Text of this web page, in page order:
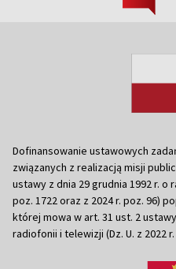
Dofinansowanie ustawowych
związanych z realizacją misji
ustawy z dnia 29 grudnia 1992 r. o
poz. 1722 oraz z 2024 r. poz. 96)
której mowa w art. 31 ust. 2
radiofonii i telewizji (Dz. U. z 2022